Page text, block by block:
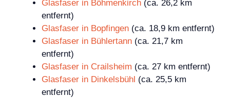
Glasfaser in Böhmenkirch (ca. 26,2 km
entfernt)
Glasfaser in Bopfingen (ca. 18,9 km entfernt)
Glasfaser in Bühlertann (ca. 21,7 km
entfernt)
Glasfaser in Crailsheim (ca. 27 km entfernt)
Glasfaser in Dinkelsbühl (ca. 25,5 km
entfernt)